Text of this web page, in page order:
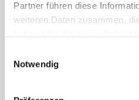
Partner führen diese
weiteren Daten zusammen,
Einstellungen widerrufen oder
. Es befindet
Fußzeile zu den
Notwendig
Während der
Inhalte rund um